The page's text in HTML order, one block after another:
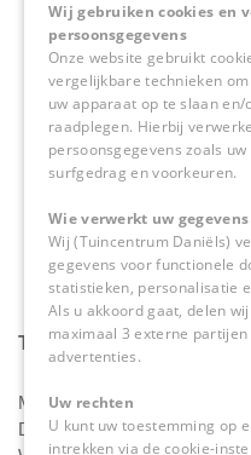
Tuincentrum Daniëls
Herkenbosserweg 4
6063 NL Vlodrop
0475-534298
Tuincentrum Daniëls
Maandag
Dinsdag
Wij gebruiken cookies en
persoonsgegevens
Onze website gebruikt
vergelijkbare technieken
uw apparaat op te slaan en/
raadplegen. Hierbij
persoonsgegevens zoals uw
surfgedrag en voorkeuren.
Wie verwerkt uw
Wij (Tuincentrum Daniëls)
gegevens voor functionele
statistieken, personalisatie
Als u akkoord gaat, delen
maximaal 3 externe
advertenties.
Uw rechten
U kunt uw toestemming op
intrekken via de cookie-